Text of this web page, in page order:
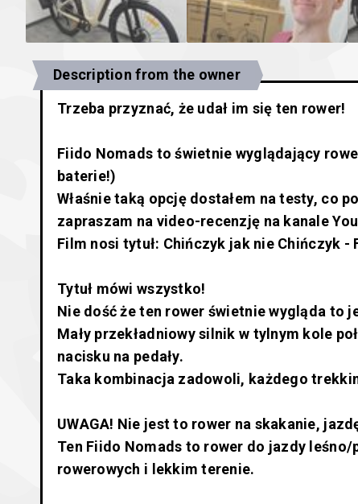
Description from the owner
Trzeba przyznać, że udał im się ten rower!
Fiido Nomads to świetnie wyglądający
baterie!)
Właśnie taką opcję dostałem na testy, co
zapraszam na video-recenzję na kanale
Film nosi tytuł: Chińczyk jak nie Chińczyk -
Tytuł mówi wszystko!
Nie dość że ten rower świetnie wygląda to
Mały przekładniowy silnik w tylnym kole
nacisku na pedały.
Taka kombinacja zadowoli, każdego
UWAGA! Nie jest to rower na skakanie,
Ten Fiido Nomads to rower do jazdy
rowerowych i lekkim terenie.